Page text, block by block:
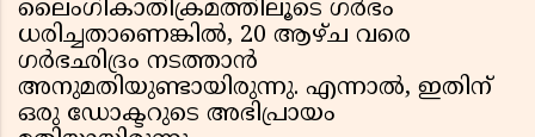
ലൈംഗികാതിക്രമത്തിലൂടെ ഗർഭം
ധരിച്ചതാണെങ്കിൽ, 20 ആഴ്ച വരെ
ഗർഭഛിദ്രം നടത്താൻ
അനുമതിയുണ്ടായിരുന്നു. എന്നാൽ, ഇതിന്
ഒരു ഡോക്ടറുടെ അഭിപ്രായം